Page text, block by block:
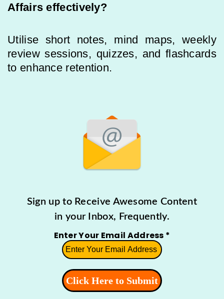
Affairs effectively?
Utilise short notes, mind maps, weekly
review sessions, quizzes, and flashcards
to enhance retention.
Sign up to Receive Awesome Content
in your Inbox, Frequently.
Enter Your Email Address *